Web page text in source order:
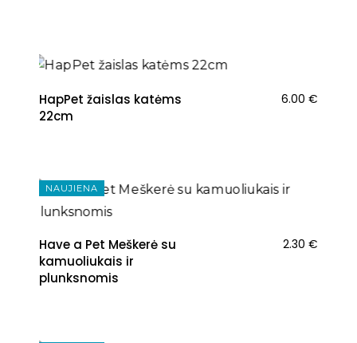
HapPet žaislas katėms
22cm
6.00 €
NAUJIENA
Have a Pet Meškerė su
kamuoliukais ir
plunksnomis
2.30 €